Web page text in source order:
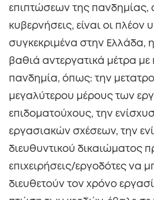
επιπτώσεων της πανδημίας,
κυβερνήσεις, είναι οι πλέον
συγκεκριμένα στην Ελλάδα,
βαθιά αντεργατικά μέτρα
πανδημία, όπως: την
μεγαλύτερου μέρους των
επιδοματούχους, την
εργασιακών σχέσεων, την
διευθυντικού δικαιώματος
επιχειρήσεις/εργοδότες να
διευθετούν τον χρόνο